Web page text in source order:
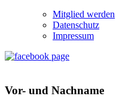
Mitglied werden
Datenschutz
Impressum
Vor- und Nachname